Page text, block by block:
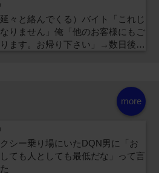
々と絡んでくる）バイト「これじ
りません」俺「他のお客様にもご
ます。お帰り下さい」→数日後…
more
シー乗り場にいたDQN男に「お
ても人としても最低だな」って言